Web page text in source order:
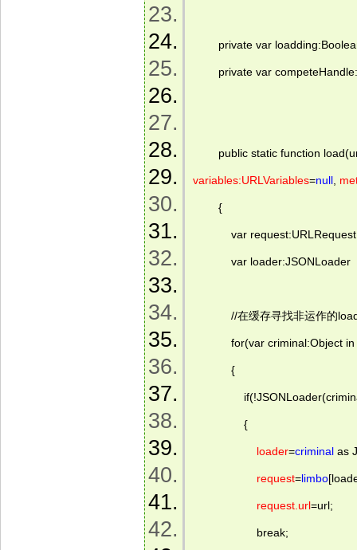
private var
private var
public static function
variables:URLVariables=null
{
var
var loader:JSONLoader
//在缓存寻找非运作的
for(var criminal:Object in
{
{
loader=criminal as
request=limbo
request.url=url;
break;